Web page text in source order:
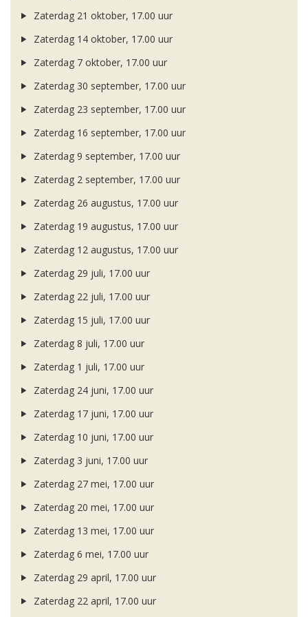
Zaterdag 21 oktober, 17.00 uur
Zaterdag 14 oktober, 17.00 uur
Zaterdag 7 oktober, 17.00 uur
Zaterdag 30 september, 17.00 uur
Zaterdag 23 september, 17.00 uur
Zaterdag 16 september, 17.00 uur
Zaterdag 9 september, 17.00 uur
Zaterdag 2 september, 17.00 uur
Zaterdag 26 augustus, 17.00 uur
Zaterdag 19 augustus, 17.00 uur
Zaterdag 12 augustus, 17.00 uur
Zaterdag 29 juli, 17.00 uur
Zaterdag 22 juli, 17.00 uur
Zaterdag 15 juli, 17.00 uur
Zaterdag 8 juli, 17.00 uur
Zaterdag 1 juli, 17.00 uur
Zaterdag 24 juni, 17.00 uur
Zaterdag 17 juni, 17.00 uur
Zaterdag 10 juni, 17.00 uur
Zaterdag 3 juni, 17.00 uur
Zaterdag 27 mei, 17.00 uur
Zaterdag 20 mei, 17.00 uur
Zaterdag 13 mei, 17.00 uur
Zaterdag 6 mei, 17.00 uur
Zaterdag 29 april, 17.00 uur
Zaterdag 22 april, 17.00 uur